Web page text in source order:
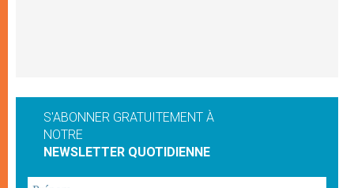
S'ABONNER GRATUITEMENT À
NOTRE
NEWSLETTER QUOTIDIENNE